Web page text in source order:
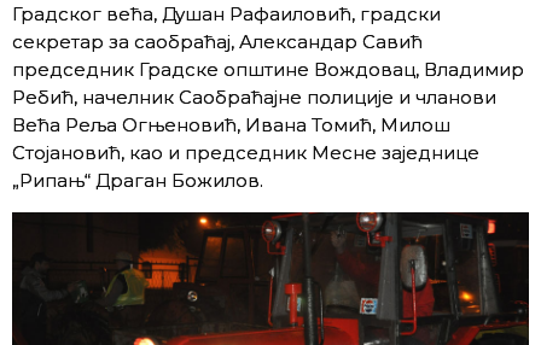
Градског већа, Душан Рафаиловић, градски
секретар за саобраћај, Александар Савић
председник Градске општине Вождовац, Владимир
Ребић, начелник Саобраћајне полиције и чланови
Већа Реља Огњеновић, Ивана Томић, Милош
Стојановић, као и председник Месне заједнице
„Рипањ“ Драган Божилов.